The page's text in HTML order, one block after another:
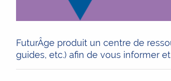
FuturÂge produit un centre de
guides, etc.) afin de vous informer